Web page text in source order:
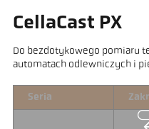
CellaCast PX
Do bezdotykowego pomiaru
automatach odlewniczych i
Seria